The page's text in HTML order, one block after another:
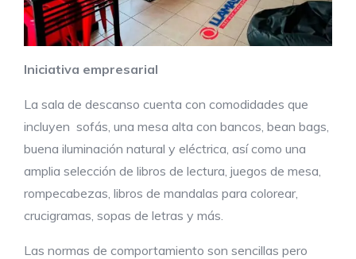
Iniciativa empresarial
La sala de descanso cuenta con comodidades que
incluyen sofás, una mesa alta con bancos, bean bags,
buena iluminación natural y eléctrica, así como una
amplia selección de libros de lectura, juegos de mesa,
rompecabezas, libros de mandalas para colorear,
crucigramas, sopas de letras y más.
Las normas de comportamiento son sencillas pero